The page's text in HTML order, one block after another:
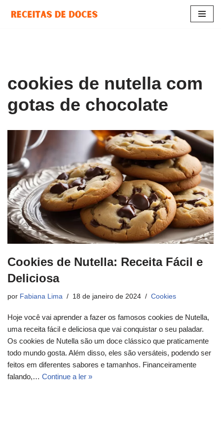
cookies de nutella com
gotas de chocolate
Cookies de Nutella: Receita Fácil e
Deliciosa
por Fabiana Lima 18 de janeiro de 2024 Cookies
Hoje você vai aprender a fazer os famosos cookies de Nutella,
uma receita fácil e deliciosa que vai conquistar o seu paladar.
Os cookies de Nutella são um doce clássico que praticamente
todo mundo gosta. Além disso, eles são versáteis, podendo ser
feitos em diferentes sabores e tamanhos. Financeiramente
falando,… Continue a ler »